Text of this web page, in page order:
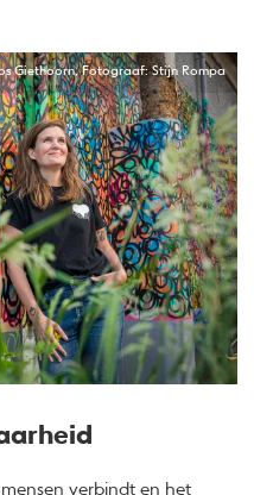
verbindt en het
Giethoorn, Fotograaf: Stijn Rompa